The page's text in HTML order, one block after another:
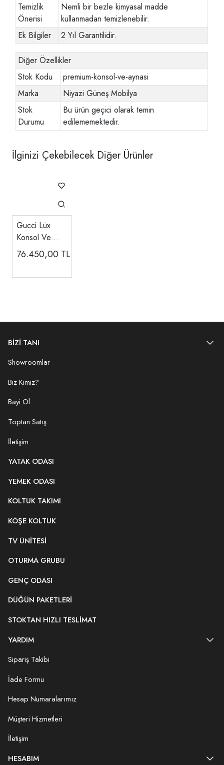
Temizlik
Önerisi
Nemli bir bezle kimyasal madde
kullanmadan temizlenebilir.
Ek Bilgiler
2 Yıl Garantilidir.
Diğer Özellikler
Stok Kodu
premium-konsol-ve-aynasi
Marka
Niyazi Güneş Mobilya
Stok
Durumu
Bu ürün geçici olarak temin
edilememektedir.
İlginizi Çekebilecek Diğer Ürünler
Gucci Lüx
Konsol Ve
Aynası
76.450,00 TL
BİZİ TANI
Showroomlar
Biz Kimiz?
Bayi Ol
Toptan Satış
İletişim
YATAK ODASI
YEMEK ODASI
KOLTUK TAKIMI
KÖŞE KOLTUK
TV ÜNITESI
OTURMA GRUBU
GENÇ ODASI
DÜĞÜN PAKETLERI
STOKTAN HIZLI TESLIMAT
YARDIM
Sipariş Takibi
İade Formu
Hesap Numaralarımız
Müşteri Hizmetleri
İletişim
HESABIM